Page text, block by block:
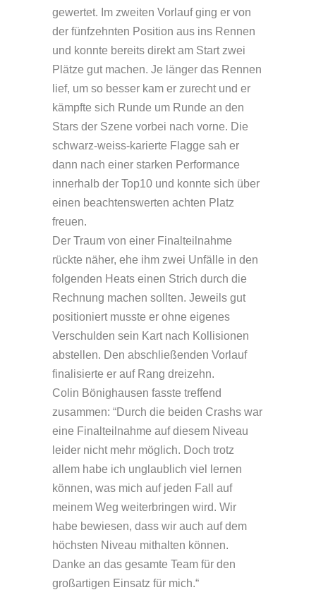
gewertet. Im zweiten Vorlauf ging er von
der fünfzehnten Position aus ins Rennen
und konnte bereits direkt am Start zwei
Plätze gut machen. Je länger das Rennen
lief, um so besser kam er zurecht und er
kämpfte sich Runde um Runde an den
Stars der Szene vorbei nach vorne. Die
schwarz-weiss-karierte Flagge sah er
dann nach einer starken Performance
innerhalb der Top10 und konnte sich über
einen beachtenswerten achten Platz
freuen.
Der Traum von einer Finalteilnahme
rückte näher, ehe ihm zwei Unfälle in den
folgenden Heats einen Strich durch die
Rechnung machen sollten. Jeweils gut
positioniert musste er ohne eigenes
Verschulden sein Kart nach Kollisionen
abstellen. Den abschließenden Vorlauf
finalisierte er auf Rang dreizehn.
Colin Bönighausen fasste treffend
zusammen: “Durch die beiden Crashs war
eine Finalteilnahme auf diesem Niveau
leider nicht mehr möglich. Doch trotz
allem habe ich unglaublich viel lernen
können, was mich auf jeden Fall auf
meinem Weg weiterbringen wird. Wir
habe bewiesen, dass wir auch auf dem
höchsten Niveau mithalten können.
Danke an das gesamte Team für den
großartigen Einsatz für mich.“